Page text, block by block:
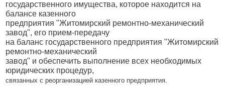
государственного имущества, которое находится на
балансе казенного
предприятия "Житомирский ремонтно-механический
завод", его прием-передачу
на баланс государственного предприятия "Житомирский
ремонтно-механический
завод" и обеспечить выполнение всех необходимых
юридических процедур,
связанных с реорганизацией казенного предприятия.